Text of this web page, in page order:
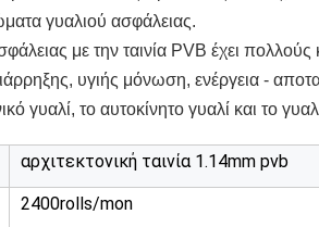
γυαλιού ασφάλειας.
με την ταινία PVB έχει
υγιής μόνωση, ενέργεια -
γυαλί, το αυτοκίνητο γυαλί και το
αρχιτεκτονική ταινία 1.14mm pvb
2400rolls/mon